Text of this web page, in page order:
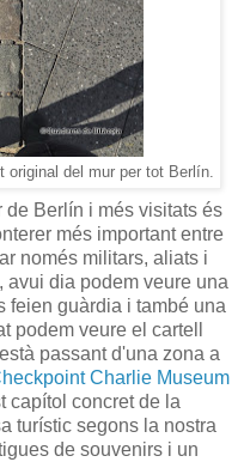
original del mur per tot Berlín.
de Berlín i més visitats és
més important entre
només militars, aliats i
avui dia podem veure una
feien guàrdia i també una
podem veure el cartell
passant d'una zona a
Charlie Museum
capítol concret de la
turístic segons la nostra
de souvenirs i un